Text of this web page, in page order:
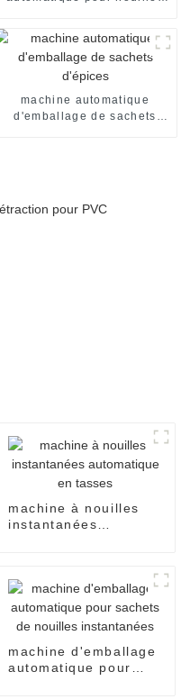
film rétractable, machine de
scellage
machine automatique
d'emballage de sachets
machine à nouilles
instantanées
machine d'emballage
automatique pour